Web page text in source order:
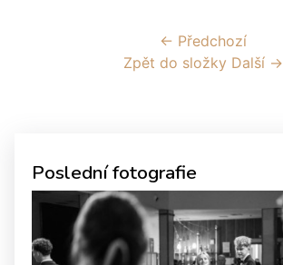
← Předchozí
Zpět do složky Další →
Poslední fotografie